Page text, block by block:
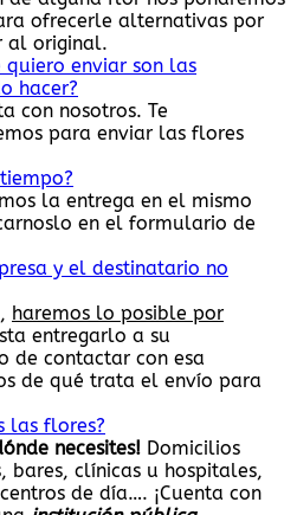
ofrecerle alternativas por
al original.
quiero enviar son las
hacer?
con nosotros. Te
para enviar las flores
la entrega en el mismo
en el formulario de
y el destinatario no
haremos lo posible por
entregarlo a su
de contactar con esa
de qué trata el envío para
las flores?
necesites! Domicilios
bares, clínicas u hospitales,
de día…. ¡Cuenta con